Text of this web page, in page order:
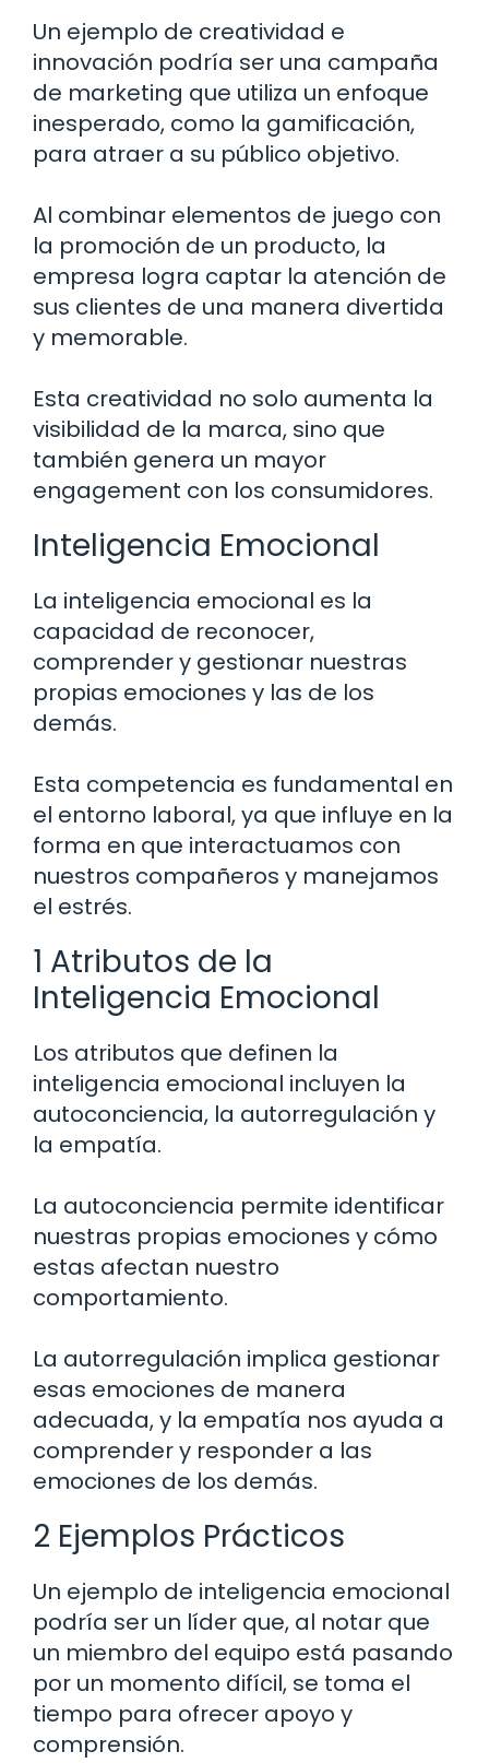
Un ejemplo de creatividad e
innovación podría ser una campaña
de marketing que utiliza un enfoque
inesperado, como la gamificación,
para atraer a su público objetivo.
Al combinar elementos de juego con
la promoción de un producto, la
empresa logra captar la atención de
sus clientes de una manera divertida
y memorable.
Esta creatividad no solo aumenta la
visibilidad de la marca, sino que
también genera un mayor
engagement con los consumidores.
Inteligencia Emocional
La inteligencia emocional es la
capacidad de reconocer,
comprender y gestionar nuestras
propias emociones y las de los
demás.
Esta competencia es fundamental en
el entorno laboral, ya que influye en la
forma en que interactuamos con
nuestros compañeros y manejamos
el estrés.
1 Atributos de la
Inteligencia Emocional
Los atributos que definen la
inteligencia emocional incluyen la
autoconciencia, la autorregulación y
la empatía.
La autoconciencia permite identificar
nuestras propias emociones y cómo
estas afectan nuestro
comportamiento.
La autorregulación implica gestionar
esas emociones de manera
adecuada, y la empatía nos ayuda a
comprender y responder a las
emociones de los demás.
2 Ejemplos Prácticos
Un ejemplo de inteligencia emocional
podría ser un líder que, al notar que
un miembro del equipo está pasando
por un momento difícil, se toma el
tiempo para ofrecer apoyo y
comprensión.